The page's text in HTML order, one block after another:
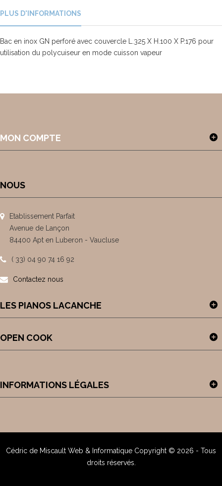
PLUS D'INFORMATIONS
Bac en inox GN perforé avec couvercle L.325 X H.100 X P.176 pour
utilisation du polycuiseur en mode cuisson vapeur
MON COMPTE
NOUS
Etablissement Parfait
Avenue de Lançon
84400 Apt en Luberon - Vaucluse
( 33) 04 90 74 16 92
Contactez nous
LES PIANOS LACANCHE
OPEN COOK
INFORMATIONS LÉGALES
Cédric de Miscault Web & Informatique Copyright © 2026 - Tous
droits réservés.